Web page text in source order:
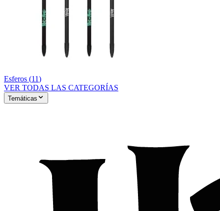
Esferos (11)
VER TODAS LAS CATEGORÍAS
Temáticas